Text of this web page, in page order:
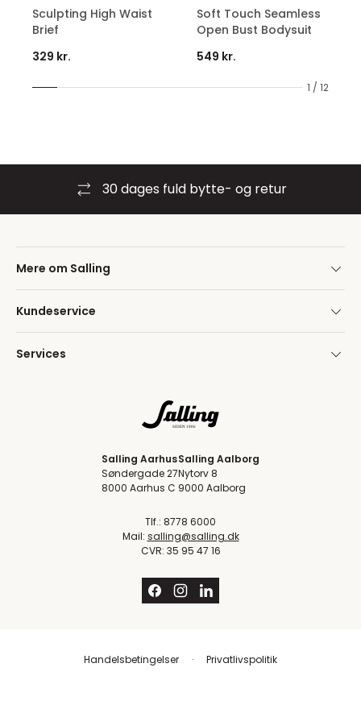
1 / 12
Sculpting High Waist
Brief
329 kr.
Soft Touch Seamless
Open Bust Bodysuit
549 kr.
30 dages fuld bytte- og retur
Mere om Salling
Kundeservice
Services
Salling Aarhus
Søndergade 27
8000 Aarhus C
Salling Aalborg
Nytorv 8
9000 Aalborg
Tlf.: 8778 6000
Mail: salling@salling.dk
CVR: 35 95 47 16
Handelsbetingelser Privatlivspolitik